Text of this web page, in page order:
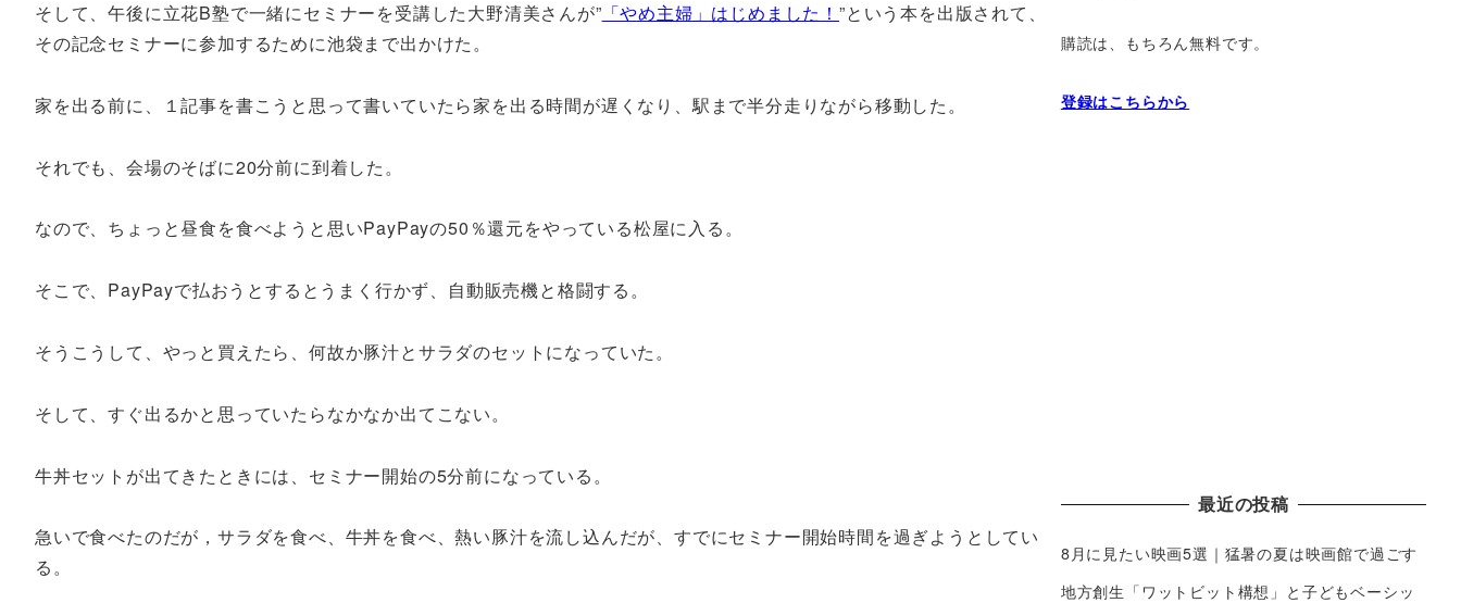
そして、午後に立花B塾で一緒にセミナーを受講した大野清美さんが” 「やめ主婦」はじめました！”という本を出版されて、
その記念セミナーに参加するために池袋まで出かけた。
家を出る前に、１記事を書こうと思って書いていたら家を出る時間が遅くなり、駅まで半分走りながら移動した。
それでも、会場のそばに20分前に到着した。
なので、ちょっと昼食を食べようと思いPayPayの50％還元をやっている松屋に入る。
そこで、PayPayで払おうとするとうまく行かず、自動販売機と格闘する。
そうこうして、やっと買えたら、何故か豚汁とサラダのセットになっていた。
そして、すぐ出るかと思っていたらなかなか出てこない。
牛丼セットが出てきたときには、セミナー開始の5分前になっている。
急いで食べたのだが，サラダを食べ、牛丼を食べ、熱い豚汁を流し込んだが、すでにセミナー開始時間を過ぎようとしてい
る。
購読は、もちろん無料です。
登録はこちらから
最近の投稿
8月に見たい映画5選｜猛暑の夏は映画館で過ごす
地方創生「ワットビット構想」と子どもベーシッ